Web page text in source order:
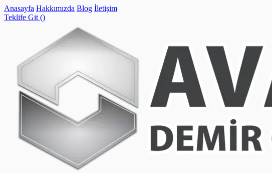
Anasayfa Hakkımızda Blog İletişim
Teklife Git ()